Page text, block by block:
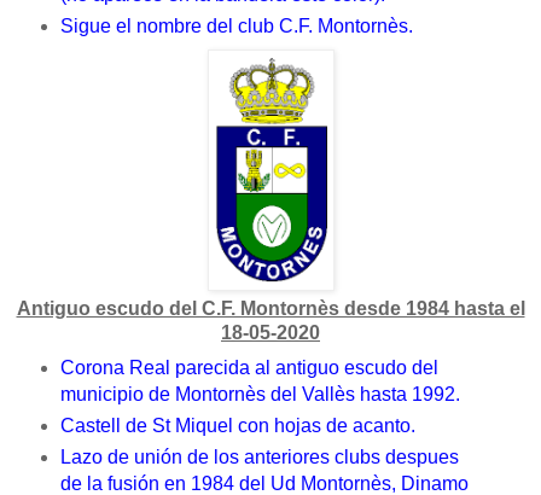
Sigue el nombre del club C.F. Montornès.
Antiguo escudo del C.F. Montornès desde 1984 hasta el
18-05-2020
Corona Real parecida al antiguo escudo del
municipio de Montornès del Vallès hasta 1992.
Castell de St Miquel con hojas de acanto.
Lazo de unión de los anteriores clubs despues
de la fusión en 1984 del Ud Montornès, Dinamo